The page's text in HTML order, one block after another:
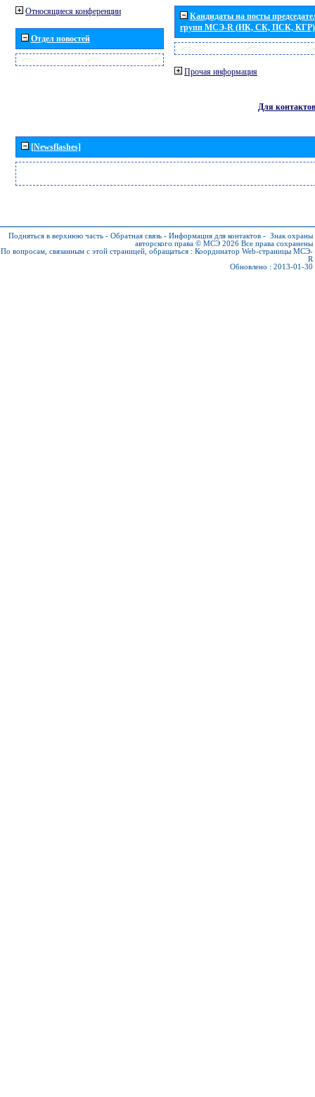
Относящиеся конференции
Отдел новостей
Кандидаты на посты
групп МСЭ-R (ИК, СК, ПСК, КГР)
Прочая информация
Для контактов
[Newsflashes]
Подняться в верхнюю часть - Обратная связь - Информация для контактов - Знак охраны
авторского права © МСЭ 2026 Все права сохранены
По вопросам, связанным с этой страницей, обращаться : Координатор Web-страницы МСЭ-
R
Обновлено : 2013-01-30